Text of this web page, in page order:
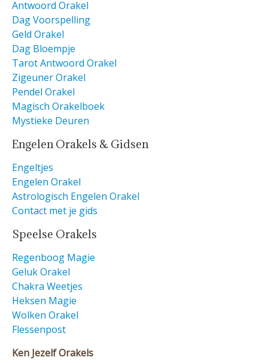
Antwoord Orakel
Dag Voorspelling
Geld Orakel
Dag Bloempje
Tarot Antwoord Orakel
Zigeuner Orakel
Pendel Orakel
Magisch Orakelboek
Mystieke Deuren
Engelen Orakels & Gidsen
Engeltjes
Engelen Orakel
Astrologisch Engelen Orakel
Contact met je gids
Speelse Orakels
Regenboog Magie
Geluk Orakel
Chakra Weetjes
Heksen Magie
Wolken Orakel
Flessenpost
Ken Jezelf Orakels